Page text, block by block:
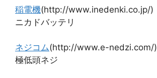
稲電機(http://www.inedenki.co.jp/)
ニカドバッテリ
ネジコム(http://www.e-nedzi.com/)
極低頭ネジ